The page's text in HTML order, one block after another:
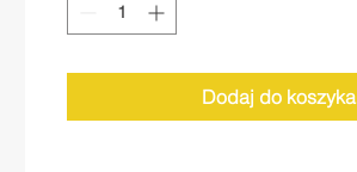
Dodaj do koszyka